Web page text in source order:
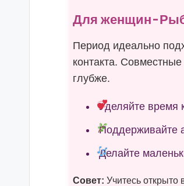
Для женщин-
Период идеально
контакта.
глубже.
Уделяйте время
Поддерживайте
Делайте
Совет: Учитесь открыто